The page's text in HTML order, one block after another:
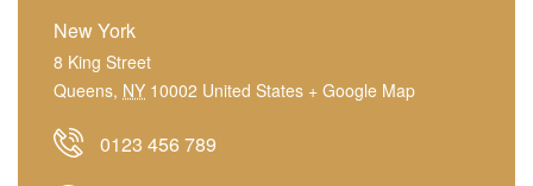
New York
8 King Street
Queens, NY 10002 United States + Google Map
0123 456 789